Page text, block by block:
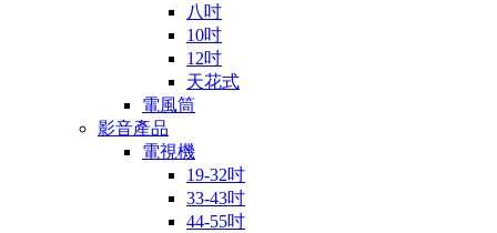
八吋
10吋
12吋
天花式
電風筒
影音產品
電視機
19-32吋
33-43吋
44-55吋